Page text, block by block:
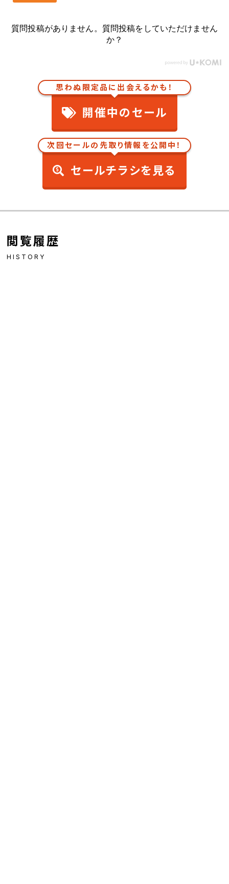
質問投稿がありません。質問投稿をしていただけません
か？
思わぬ限定品に出会えるかも！
開催中のセール
次回セールの先取り情報を公開中！
セールチラシを見る
閲覧履歴
HISTORY